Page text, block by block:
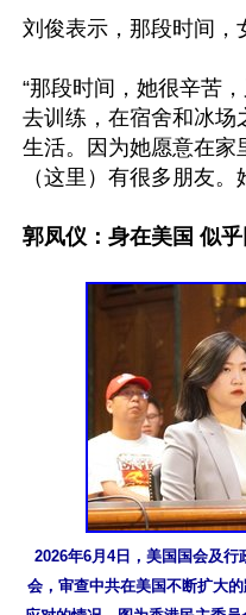
刘俊表示，那段时间，
“那段时间，她很辛苦
去训练，在宿舍和冰场
生活。因为她愿意在家
（这里）有很多朋友
郭凤仪：身在美国 似
2026年6月4日，美国国会及
会，审查中共在美国不断扩大